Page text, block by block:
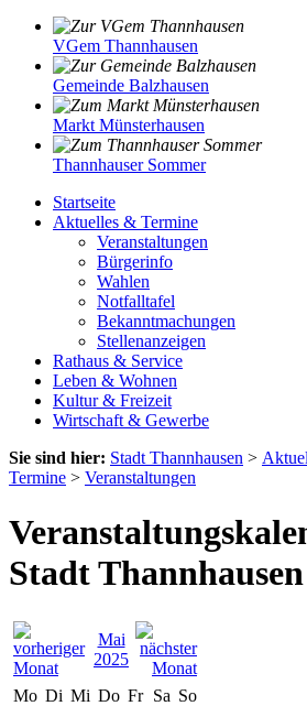
VGem Thannhausen
Gemeinde Balzhausen
Markt Münsterhausen
Thannhauser Sommer
Startseite
Aktuelles & Termine
Veranstaltungen
Bürgerinfo
Wahlen
Notfalltafel
Bekanntmachungen
Stellenanzeigen
Rathaus & Service
Leben & Wohnen
Kultur & Freizeit
Wirtschaft & Gewerbe
Sie sind hier: Stadt Thannhausen >
Termine > Veranstaltungen
Stadt Thannhausen
Mai
2025
Mo Di Mi Do Fr Sa So